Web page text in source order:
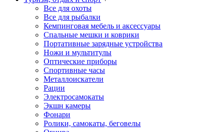
Все для охоты
Все для рыбалки
Кемпинговая мебель и аксессуары
Спальные мешки и коврики
Портативные зарядные устройства
Ножи и мультитулы
Оптические приборы
Спортивные часы
Металлоискатели
Рации
Электросамокаты
Экшн камеры
Фонари
Ролики, самокаты, беговелы